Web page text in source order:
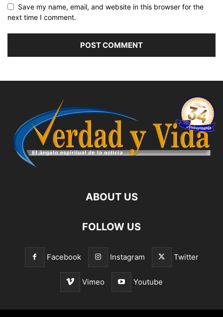
Save my name, email, and website in this browser for the
next time I comment.
ABOUT US
FOLLOW US
Facebook Instagram Twitter
Vimeo Youtube